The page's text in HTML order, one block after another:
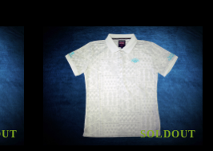
SOLDOUT